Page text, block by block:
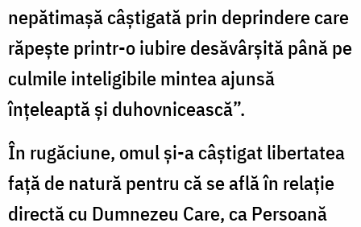
nepătimașă câștigată prin deprindere care
răpește printr-o iubire desăvârșită până pe
culmile inteligibile mintea ajunsă
înțeleaptă și duhovnicească”.
În rugăciune, omul și-a câștigat libertatea
față de natură pentru că se află în relație
directă cu Dumnezeu Care, ca Persoană